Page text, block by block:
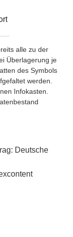
alle zu der
Überlagerung je
des Symbols
werden.
Infokasten.
Deutsche